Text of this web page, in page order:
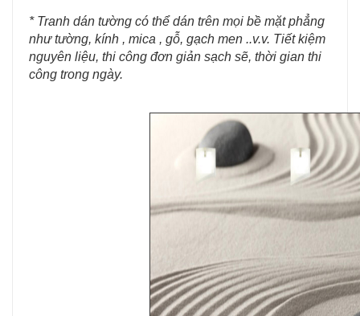
* Tranh dán tường có thể dán trên mọi bề mặt phẳng
như tường, kính , mica , gỗ, gạch men ..v.v. Tiết kiệm
nguyên liệu, thi công đơn giản sạch sẽ, thời gian thi
công trong ngày.